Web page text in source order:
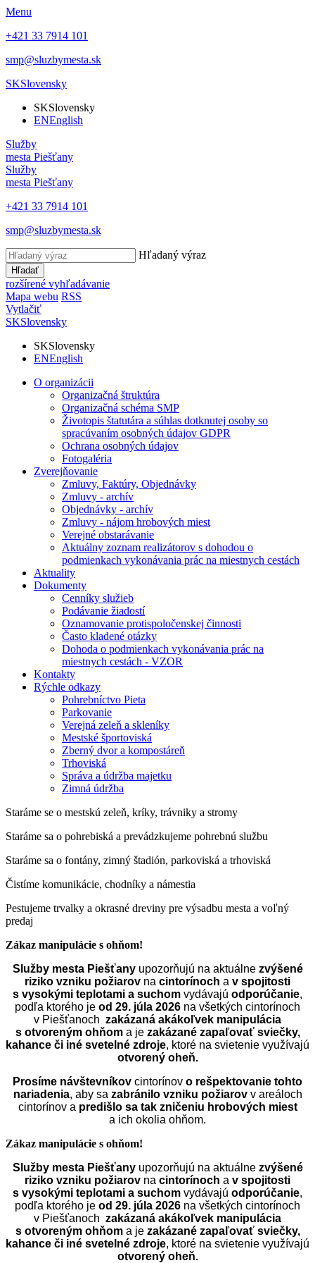
Menu
+421 33 7914 101
smp@sluzbymesta.sk
SKSlovensky
SKSlovensky
ENEnglish
Služby
mesta Piešťany
Služby
mesta Piešťany
+421 33 7914 101
smp@sluzbymesta.sk
Hľadaný výraz
Hľadať
rozšírené vyhľadávanie
Mapa webu RSS
Vytlačiť
SKSlovensky
SKSlovensky
ENEnglish
O organizácii
Organizačná štruktúra
Organizačná schéma SMP
Životopis štatutára a súhlas dotknutej osoby so
spracúvaním osobných údajov GDPR
Ochrana osobných údajov
Fotogaléria
Zverejňovanie
Zmluvy, Faktúry, Objednávky
Zmluvy - archív
Objednávky - archív
Zmluvy - nájom hrobových miest
Verejné obstarávanie
Aktuálny zoznam realizátorov s dohodou o
podmienkach vykonávania prác na miestnych cestách
Aktuality
Dokumenty
Cenníky služieb
Podávanie žiadostí
Oznamovanie protispoločenskej činnosti
Často kladené otázky
Dohoda o podmienkach vykonávania prác na
miestnych cestách - VZOR
Kontakty
Rýchle odkazy
Pohrebníctvo Pieta
Parkovanie
Verejná zeleň a skleníky
Mestské športoviská
Zberný dvor a kompostáreň
Trhoviská
Správa a údržba majetku
Zimná údržba
Staráme se o mestskú zeleň, kríky, trávniky a stromy
Staráme sa o pohrebiská a prevádzkujeme pohrebnú službu
Staráme sa o fontány, zimný štadión, parkoviská a trhoviská
Čistíme komunikácie, chodníky a námestia
Pestujeme trvalky a okrasné dreviny pre výsadbu mesta a voľný
predaj
Zákaz manipulácie s ohňom!
Služby mesta Piešťanyupozorňujú na aktuálne zvýšené
riziko vzniku požiarov na cintorínoch a v spojitosti
s vysokými teplotami a suchom vydávajú odporúčanie,
podľa ktorého je od 29. júla 2026 na všetkých cintorínoch
v Piešťanoch zakázaná akákoľvek manipulácia
s otvoreným ohňoma je zakázané zapaľovať sviečky,
kahance či iné svetelné zdroje, ktoré na svietenie využívajú
otvorený oheň.
Prosíme návštevníkov cintorínov o rešpektovanie tohto
nariadenia, aby sa zabránilo vzniku požiarovv areáloch
cintorínov a predišlo sa tak zničeniu hrobových miest
a ich okolia ohňom.
Zákaz manipulácie s ohňom!
Služby mesta Piešťanyupozorňujú na aktuálne zvýšené
riziko vzniku požiarov na cintorínoch a v spojitosti
s vysokými teplotami a suchom vydávajú odporúčanie,
podľa ktorého je od 29. júla 2026 na všetkých cintorínoch
v Piešťanoch zakázaná akákoľvek manipulácia
s otvoreným ohňoma je zakázané zapaľovať sviečky,
kahance či iné svetelné zdroje, ktoré na svietenie využívajú
otvorený oheň.